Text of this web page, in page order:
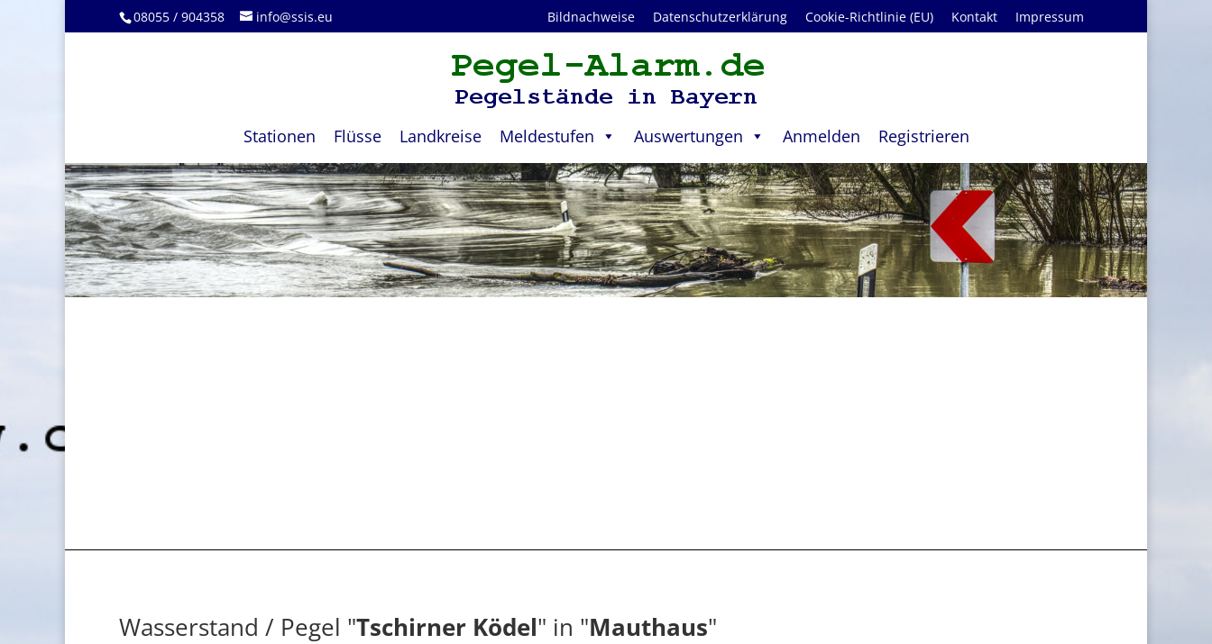
08055 / 904358 info@ssis.eu Bildnachweise Datenschutzerklärung Cookie-Richtlinie (EU) Kontakt Impressum
Stationen Flüsse Landkreise Meldestufen Auswertungen Anmelden Registrieren
Wasserstand / Pegel "Tschirner Ködel" in "Mauthaus"